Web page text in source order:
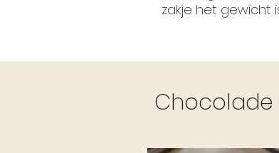
zakje het gewicht
Chocolade